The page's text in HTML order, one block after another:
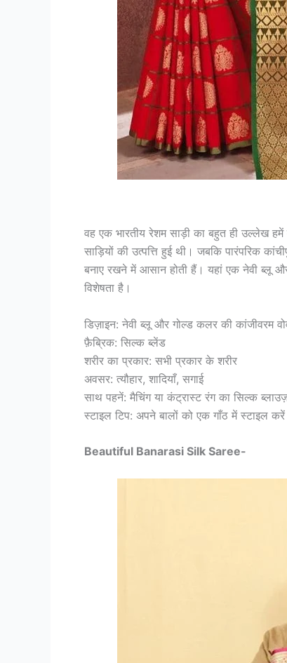
वह एक भारतीय रेशम साड़ी का बहुत ही उल्लेख हमें
साड़ियों की उत्पत्ति हुई थी। जबकि पारंपरिक
बनाए रखने में आसान होती हैं। यहां एक नेवी ब्लू
विशेषता है।
डिज़ाइन: नेवी ब्लू और गोल्ड कलर की कांजीवरम
फ़ैब्रिक: सिल्क ब्लेंड
शरीर का प्रकार: सभी प्रकार के शरीर
अवसर: त्यौहार, शादियाँ, सगाई
साथ पहनें: मैचिंग या कंट्रास्ट रंग का सिल्क
स्टाइल टिप: अपने बालों को एक गाँठ में स्टाइल
Beautiful Banarasi Silk Saree-